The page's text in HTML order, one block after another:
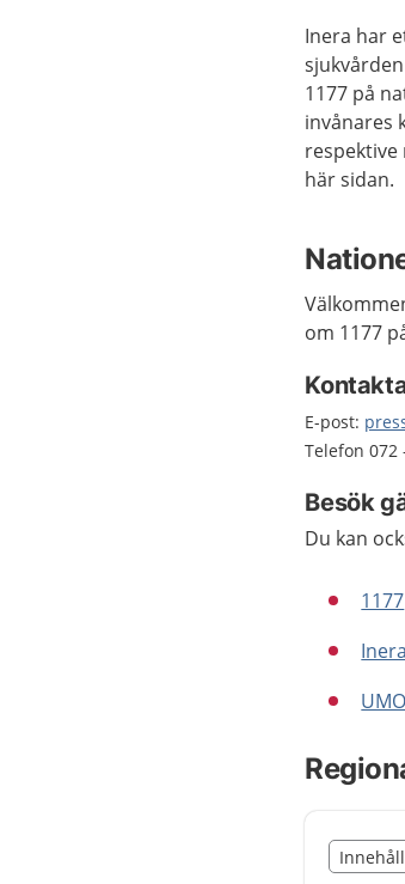
Inera har
1177 på
invånares
här sidan.
om 1177
E-post:
Telefon 072
Besök
Du kan
1177
Inera
UMO
Nedan
Slut